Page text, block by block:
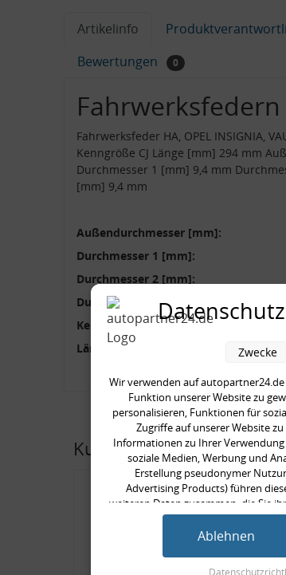
Artikelinfo
Bewertungen
0
Fahrwerksfedern
Fahrwerksfeder HA, OPEL INSIGNIA,
Kenngröße CJ Länge [mm] 294 mm
Durchmesser 1 [mm] 9,4 mm
[mm] 9,4 mm
Außendurchmesser [mm]:
Durchmesser 1 [mm]:
Durchmesser 2 [mm]:
Durchmesser 3 [mm]:
Kenngröße:
Länge [mm]:
Kunden kauften auch
Wir verwenden auf
Funktion unserer Website zu
personalisieren, Funktionen für
Zugriffe auf unserer Website
Informationen zu Ihrer
soziale Medien, Werbung und
Erstellung pseudonymer
Advertising Products) führen
weiteren Daten zusammen, die Sie
eines persönlichen Accounts) oder
Dienste gesammelt haben
Einwilligung zur Nutzung von
Zwecke
Ablehnen